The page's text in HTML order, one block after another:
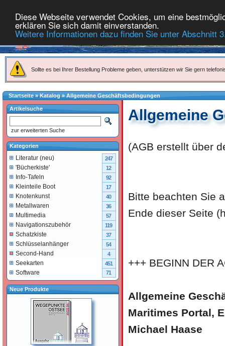
Diese Webseite verwendet Cookies, um eine
erklären Sie sich damit einverstanden.
Weitere Informationen dazu finden Sie unter Abschnitt
Sollte es bei Ihrer Bestellung Probleme geben, unterstützen wir Sie gern
Startseite»Katalog » Allgemeine Geschäftsbedingungen
Allgemeine
(AGB erstellt über
Bitte beachten Sie
Ende dieser Seite
+++ BEGINN DER
Allgemeine
Maritimes Portal,
Michael Haase
Artikelsuche
zur erweiterten Suche
Kategorien
Literatur (neu) 247
'Bücherkiste' 12
Info-Tafeln 92
Kleinteile Boot 17
Knotenkunst 40
Metallwaren 36
Multimedia 57
Navigationszubehör 119
Schatzkiste 37
Schlüsselanhänger 54
Second-Hand 4
Seekarten 451
Software 71
Neue Produkte